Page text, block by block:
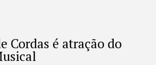
Cordas é atração do